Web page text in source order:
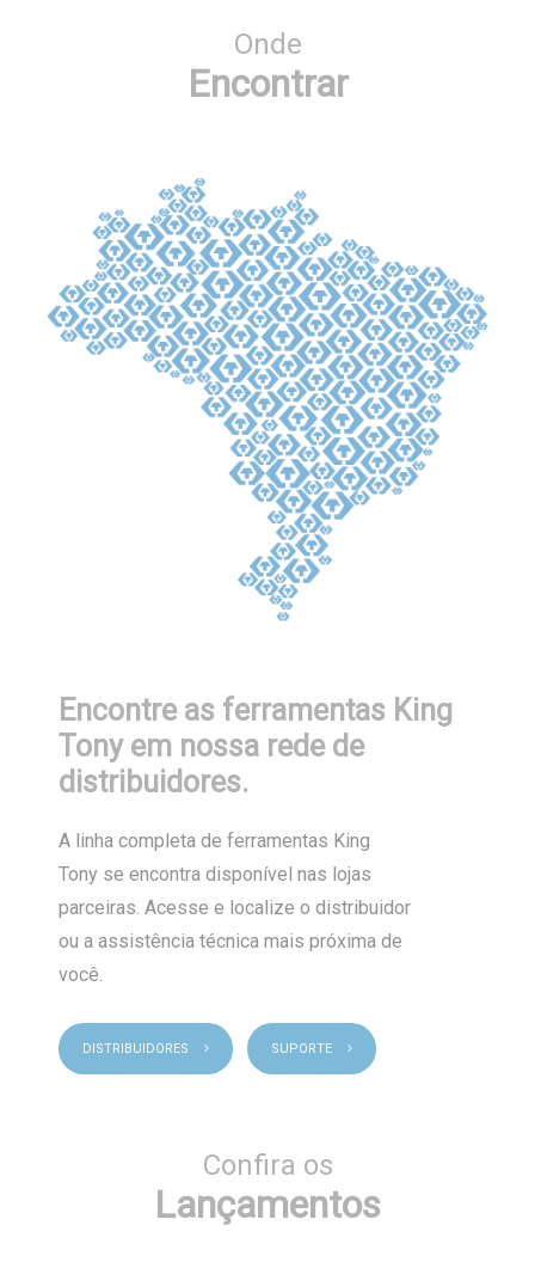
Onde
Encontrar
Encontre as ferramentas King
Tony em nossa rede de
distribuidores.
A linha completa de ferramentas King
Tony se encontra disponível nas lojas
parceiras. Acesse e localize o distribuidor
ou a assistência técnica mais próxima de
você.
DISTRIBUIDORES SUPORTE
Confira os
Lançamentos